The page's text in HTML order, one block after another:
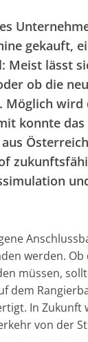
gekauft,
lässt
ob die
Möglich
konnte
werden.
müssen,
dem
In
von der